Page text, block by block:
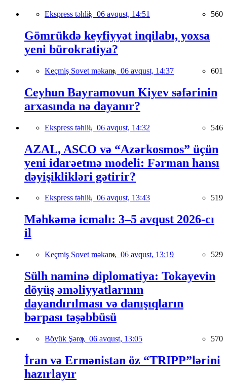
Ekspress təhlil, 06 avqust, 14:51 560
Gömrükdə keyfiyyət inqilabı, yoxsa
yeni bürokratiya?
Keçmiş Sovet məkanı, 06 avqust, 14:37 601
Ceyhun Bayramovun Kiyev səfərinin
arxasında nə dayanır?
Ekspress təhlil, 06 avqust, 14:32 546
AZAL, ASCO və “Azərkosmos” üçün
yeni idarəetmə modeli: Fərman hansı
dəyişiklikləri gətirir?
Ekspress təhlil, 06 avqust, 13:43 519
Məhkəmə icmalı: 3–5 avqust 2026-cı
il
Keçmiş Sovet məkanı, 06 avqust, 13:19 529
Sülh naminə diplomatiya: Tokayevin
döyüş əməliyyatlarının
dayandırılması və danışıqların
bərpası təşəbbüsü
Böyük Şərq, 06 avqust, 13:05 570
İran və Ermənistan öz “TRIPP”lərini
hazırlayır